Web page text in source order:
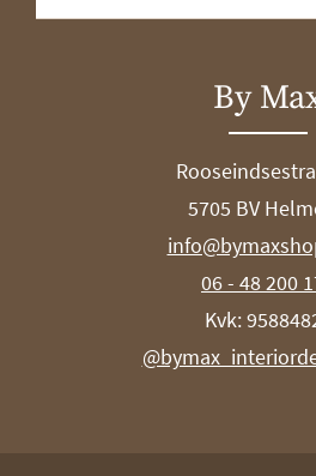
By
5705 BV
06 - 48 200
Kvk: